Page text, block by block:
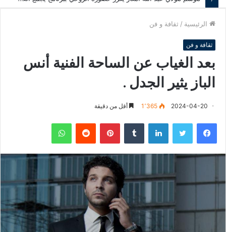
الرئيسية / ثقافة و فن
ثقافة و فن
بعد الغياب عن الساحة الفنية أنس
الباز يثير الجدل .
2024-04-20 1٬365 أقل من دقيقة
فيسبوك لينكدإن بينتيريست